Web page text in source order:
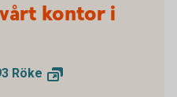
kontor i
Röke